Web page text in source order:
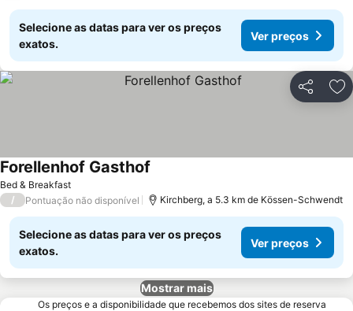
Selecione as datas para ver os preços
exatos.
Ver preços
Partilhar
Bed & Breakfast
Forellenhof Gasthof
/ Pontuação não disponível Kirchberg, a 5.3 km de Kössen-Schwendt
Selecione as datas para ver os preços
exatos.
Ver preços
Mostrar mais
Os preços e a disponibilidade que recebemos dos sites de reserva